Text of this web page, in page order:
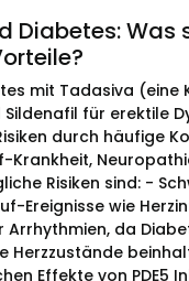
Diabetes: Was
mit Tadasiva (eine
für erektile
durch häufige
Krankheit,
Risiken sind: -
Ereignisse wie
Arrhythmien, da
Herzzustände
Effekte von PDE5